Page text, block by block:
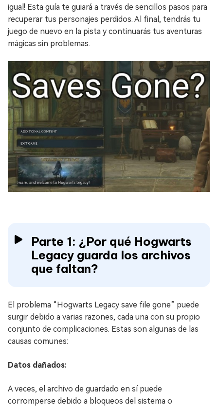
igual! Esta guía te guiará a través de sencillos pasos para
recuperar tus personajes perdidos. Al final, tendrás tu
juego de nuevo en la pista y continuarás tus aventuras
mágicas sin problemas.
Parte 1: ¿Por qué Hogwarts
Legacy guarda los archivos
que faltan?
El problema “Hogwarts Legacy save file gone” puede
surgir debido a varias razones, cada una con su propio
conjunto de complicaciones. Estas son algunas de las
causas comunes:
Datos dañados:
A veces, el archivo de guardado en sí puede
corromperse debido a bloqueos del sistema o